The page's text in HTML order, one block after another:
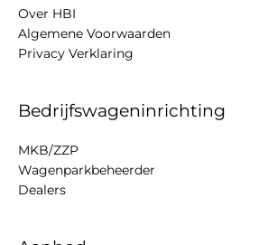
Over HBI
Algemene Voorwaarden
Privacy Verklaring
Bedrijfswageninrichting
MKB/ZZP
Wagenparkbeheerder
Dealers